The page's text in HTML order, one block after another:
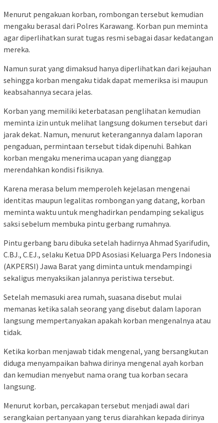
Menurut pengakuan korban, rombongan tersebut kemudian
mengaku berasal dari Polres Karawang. Korban pun meminta
agar diperlihatkan surat tugas resmi sebagai dasar kedatangan
mereka.
Namun surat yang dimaksud hanya diperlihatkan dari kejauhan
sehingga korban mengaku tidak dapat memeriksa isi maupun
keabsahannya secara jelas.
Korban yang memiliki keterbatasan penglihatan kemudian
meminta izin untuk melihat langsung dokumen tersebut dari
jarak dekat. Namun, menurut keterangannya dalam laporan
pengaduan, permintaan tersebut tidak dipenuhi. Bahkan
korban mengaku menerima ucapan yang dianggap
merendahkan kondisi fisiknya.
Karena merasa belum memperoleh kejelasan mengenai
identitas maupun legalitas rombongan yang datang, korban
meminta waktu untuk menghadirkan pendamping sekaligus
saksi sebelum membuka pintu gerbang rumahnya.
Pintu gerbang baru dibuka setelah hadirnya Ahmad Syarifudin,
C.BJ., C.EJ., selaku Ketua DPD Asosiasi Keluarga Pers Indonesia
(AKPERSI) Jawa Barat yang diminta untuk mendampingi
sekaligus menyaksikan jalannya peristiwa tersebut.
Setelah memasuki area rumah, suasana disebut mulai
memanas ketika salah seorang yang disebut dalam laporan
langsung mempertanyakan apakah korban mengenalnya atau
tidak.
Ketika korban menjawab tidak mengenal, yang bersangkutan
diduga menyampaikan bahwa dirinya mengenal ayah korban
dan kemudian menyebut nama orang tua korban secara
langsung.
Menurut korban, percakapan tersebut menjadi awal dari
serangkaian pertanyaan yang terus diarahkan kepada dirinya